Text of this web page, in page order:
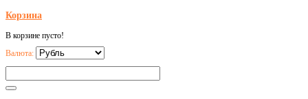
Корзина
В корзине пусто!
Валюта: